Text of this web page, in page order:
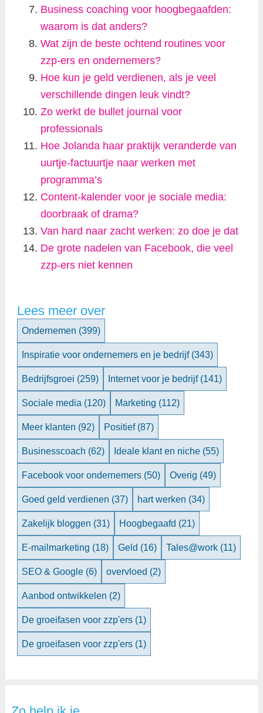
Business coaching voor hoogbegaafden:
waarom is dat anders?
Wat zijn de beste ochtend routines voor
zzp-ers en ondernemers?
Hoe kun je geld verdienen, als je veel
verschillende dingen leuk vindt?
Zo werkt de bullet journal voor
professionals
Hoe Jolanda haar praktijk veranderde van
uurtje-factuurtje naar werken met
programma’s
Content-kalender voor je sociale media:
doorbraak of drama?
Van hard naar zacht werken: zo doe je dat
De grote nadelen van Facebook, die veel
zzp-ers niet kennen
Lees meer over
Ondernemen (399)
Inspiratie voor ondernemers en je bedrijf (343)
Bedrijfsgroei (259) Internet voor je bedrijf (141)
Sociale media (120) Marketing (112)
Meer klanten (92) Positief (87)
Businesscoach (62) Ideale klant en niche (55)
Facebook voor ondernemers (50) Overig (49)
Goed geld verdienen (37) hart werken (34)
Zakelijk bloggen (31) Hoogbegaafd (21)
E-mailmarketing (18) Geld (16) Tales@work (11)
SEO & Google (6) overvloed (2)
Aanbod ontwikkelen (2)
De groeifasen voor zzp'ers (1)
De groeifasen voor zzp'ers (1)